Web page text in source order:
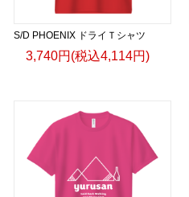
S/D PHOENIX ドライＴシャツ
3,740円(税込4,114円)